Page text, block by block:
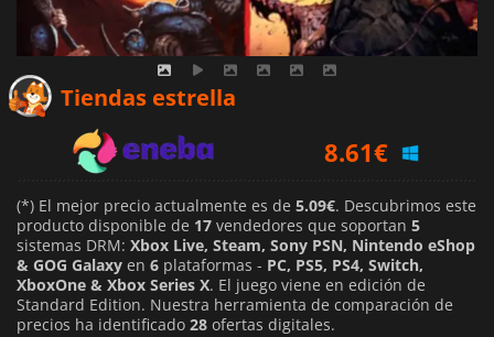
Tiendas estrella
8.61€
11.49€
(*) El mejor precio actualmente es de 5.09€. Descubrimos este
producto disponible de 17 vendedores que soportan 5
sistemas DRM: Xbox Live, Steam, Sony PSN, Nintendo eShop
& GOG Galaxy en 6 plataformas - PC, PS5, PS4, Switch,
XboxOne & Xbox Series X. El juego viene en edición de
Standard Edition. Nuestra herramienta de comparación de
precios ha identificado 28 ofertas digitales.